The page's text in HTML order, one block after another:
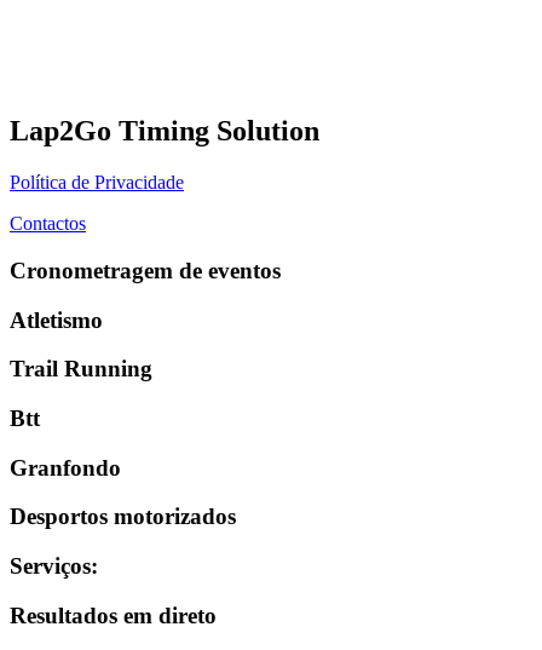
Lap2Go Timing Solution
Política de Privacidade
Contactos
Cronometragem de eventos
Atletismo
Trail Running
Btt
Granfondo
Desportos motorizados
Serviços:
Resultados em direto